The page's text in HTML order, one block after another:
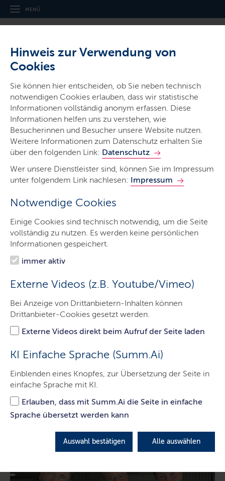
Hinweis zur Verwendung von
Cookies
Sie können hier entscheiden, ob Sie neben technisch
notwendigen Cookies erlauben, dass wir statistische
Informationen vollständig anonym erfassen. Diese
Informationen helfen uns zu verstehen, wie
Besucherinnen und Besucher unsere Website nutzen.
Weitere Informationen zum Datenschutz erhalten Sie
über den folgenden Link: Datenschutz
Wer unsere Dienstleister sind, können Sie im Impressum
unter folgendem Link nachlesen: Impressum
Notwendige Cookies
Einige Cookies sind technisch notwendig, um die Seite
vollständig zu nutzen. Es werden keine persönlichen
Informationen gespeichert.
immer aktiv
Externe Videos (z.B. Youtube/Vimeo)
Bei Anzeige von Drittanbietern-Inhalten können
Drittanbieter-Cookies gesetzt werden.
Externe Videos direkt beim Aufruf der Seite laden
KI Einfache Sprache (Summ.Ai)
Einblenden eines Knopfes, zur Übersetzung der Seite in
einfache Sprache mit KI.
Erlauben, dass mit Summ.Ai die Seite in einfache
Sprache übersetzt werden kann
Auswahl bestätigen Alle auswählen
MENÜ
Landesbetrieb
Straßenbau und Verkehr
Schleswig-Holstein
Ministerien & Behörden
Start
Der LBV.SH
Aufgaben
Service
Presse
Jobs & Karriere
Echtzeitinformationen zum
Kanaltunnel
LETZTE AKTUALISIERUNG: 19.06.2026